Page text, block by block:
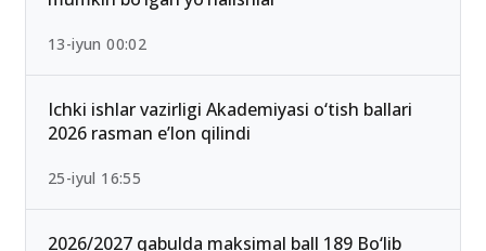
Qabul-2026: Eng past o‘tish ballari bilan kirish
mumkin bo‘lgan yo‘nalishlar
13-iyun 00:02
Ichki ishlar vazirligi Akademiyasi o‘tish ballari
2026 rasman e’lon qilindi